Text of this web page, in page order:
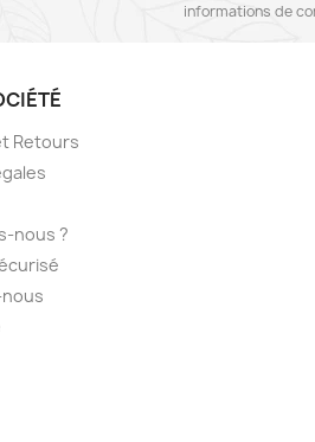
informations de
Retours
nous ?